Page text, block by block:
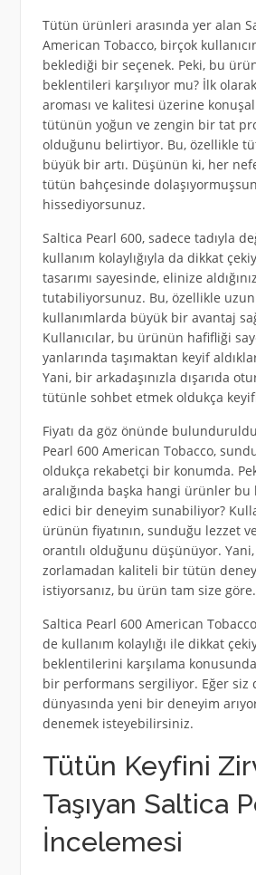
Tütün ürünleri arasında yer alan
American Tobacco, birçok
beklediği bir seçenek. Peki, bu
beklentileri karşılıyor mu? İlk
aroması ve kalitesi üzerine
tütünün yoğun ve zengin bir tat
olduğunu belirtiyor. Bu, özellikle
büyük bir artı. Düşünün ki, her
tütün bahçesinde
hissediyorsunuz.
Saltica Pearl 600, sadece tadıyla
kullanım kolaylığıyla da dikkat
tasarımı sayesinde, elinize
tutabiliyorsunuz. Bu, özellikle
kullanımlarda büyük bir avantaj
Kullanıcılar, bu ürünün hafifliği
yanlarında taşımaktan keyif
Yani, bir arkadaşınızla dışarıda
tütünle sohbet etmek oldukça
Fiyatı da göz önünde
Pearl 600 American Tobacco,
oldukça rekabetçi bir konumda.
aralığında başka hangi ürünler
edici bir deneyim sunabiliyor?
ürünün fiyatının, sunduğu lezzet
orantılı olduğunu düşünüyor.
zorlamadan kaliteli bir tütün
istiyorsanız, bu ürün tam size göre.
Saltica Pearl 600 American
de kullanım kolaylığı ile dikkat
beklentilerini karşılama
bir performans sergiliyor. Eğer siz
dünyasında yeni bir deneyim
denemek isteyebilirsiniz.
Tütün Keyfini
Taşıyan Saltica
İncelemesi